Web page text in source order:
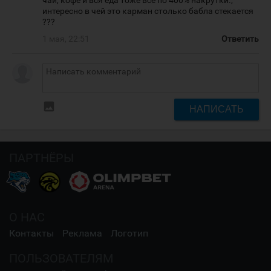
интересно в чей это карман столько бабла стекается
???
Ответить
НАПИСАТЬ
Контакты Реклама Логотип